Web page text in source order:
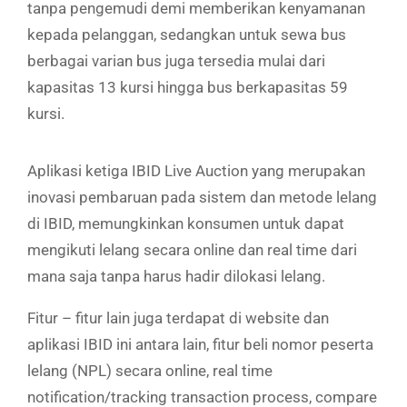
tanpa pengemudi demi memberikan kenyamanan
kepada pelanggan, sedangkan untuk sewa bus
berbagai varian bus juga tersedia mulai dari
kapasitas 13 kursi hingga bus berkapasitas 59
kursi.
Aplikasi ketiga IBID Live Auction yang merupakan
inovasi pembaruan pada sistem dan metode lelang
di IBID, memungkinkan konsumen untuk dapat
mengikuti lelang secara online dan real time dari
mana saja tanpa harus hadir dilokasi lelang.
Fitur – fitur lain juga terdapat di website dan
aplikasi IBID ini antara lain, fitur beli nomor peserta
lelang (NPL) secara online, real time
notification/tracking transaction process, compare